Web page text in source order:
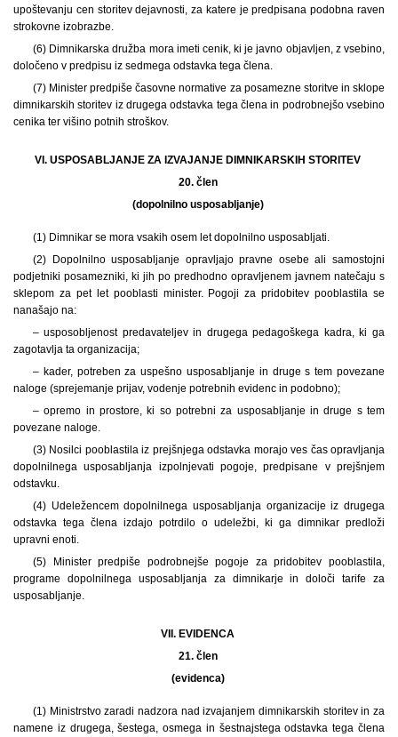
upoštevanju cen storitev dejavnosti, za katere je predpisana podobna raven
strokovne izobrazbe.
(6) Dimnikarska družba mora imeti cenik, ki je javno objavljen, z vsebino,
določeno v predpisu iz sedmega odstavka tega člena.
(7) Minister predpiše časovne normative za posamezne storitve in sklope
dimnikarskih storitev iz drugega odstavka tega člena in podrobnejšo vsebino
cenika ter višino potnih stroškov.
VI. USPOSABLJANJE ZA IZVAJANJE DIMNIKARSKIH STORITEV
20. člen
(dopolnilno usposabljanje)
(1) Dimnikar se mora vsakih osem let dopolnilno usposabljati.
(2) Dopolnilno usposabljanje opravljajo pravne osebe ali samostojni
podjetniki posamezniki, ki jih po predhodno opravljenem javnem natečaju s
sklepom za pet let pooblasti minister. Pogoji za pridobitev pooblastila se
nanašajo na:
– usposobljenost predavateljev in drugega pedagoškega kadra, ki ga
zagotavlja ta organizacija;
– kader, potreben za uspešno usposabljanje in druge s tem povezane
naloge (sprejemanje prijav, vodenje potrebnih evidenc in podobno);
– opremo in prostore, ki so potrebni za usposabljanje in druge s tem
povezane naloge.
(3) Nosilci pooblastila iz prejšnjega odstavka morajo ves čas opravljanja
dopolnilnega usposabljanja izpolnjevati pogoje, predpisane v prejšnjem
odstavku.
(4) Udeležencem dopolnilnega usposabljanja organizacije iz drugega
odstavka tega člena izdajo potrdilo o udeležbi, ki ga dimnikar predloži
upravni enoti.
(5) Minister predpiše podrobnejše pogoje za pridobitev pooblastila,
programe dopolnilnega usposabljanja za dimnikarje in določi tarife za
usposabljanje.
VII. EVIDENCA
21. člen
(evidenca)
(1) Ministrstvo zaradi nadzora nad izvajanjem dimnikarskih storitev in za
namene iz drugega, šestega, osmega in šestnajstega odstavka tega člena